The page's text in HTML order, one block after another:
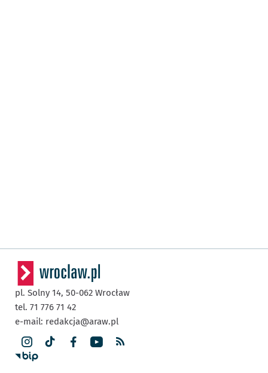
pl. Solny 14, 50-062 Wrocław
tel. 71 776 71 42
e-mail: redakcja@araw.pl